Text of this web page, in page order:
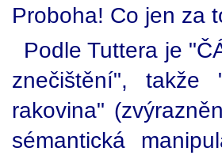
Proboha! Co jen za
Podle Tuttera je
znečištění",
rakovina"
sémantická